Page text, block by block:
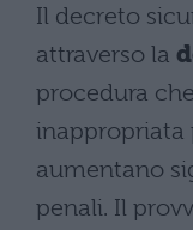
Il decreto
attraverso la
procedura
inappropriata
aumentano
penali. Il